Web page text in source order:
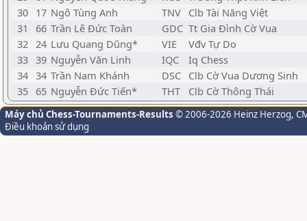
30 17 Ngô Tùng Anh TNV Clb Tài Năng Việt
31
66 Trần Lê Đức Toàn GDC Tt Gia Đình Cờ Vua
32 24 Lưu Quang Dũng* VIE
Vđv Tự Do
33 39 Nguyễn Văn Linh IQC
Iq Chess
34 34 Trần Nam Khánh DSC Clb Cờ Vua Dương Sinh
35 65 Nguyễn Đức Tiến* THT Clb Cờ Thông Thái
Máy chủ Chess-Tournaments-Results © 2006-2026 Heinz Herzog,
Điều khoản sử dụng